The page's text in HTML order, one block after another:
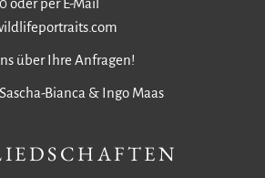
oder per E-Mail
über Ihre Anfragen!
Bianca & Ingo Maas